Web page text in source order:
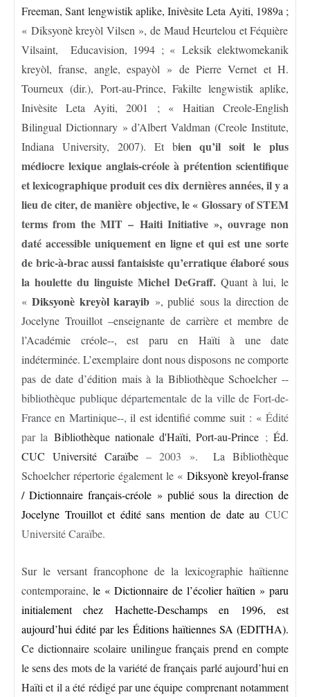
Freeman, Sant lengwistik aplike, Inivèsite Leta Ayiti, 1989a ;
« Diksyonè kreyòl Vilsen », de Maud Heurtelou et Féquière
Vilsaint, Educavision, 1994 ; « Leksik elektwomekanik
kreyòl, franse, angle, espayòl » de Pierre Vernet et H.
Tourneux (dir.), Port-au-Prince, Fakilte lengwistik aplike,
Inivèsite Leta Ayiti, 2001 ; « Haitian Creole-English
Bilingual Dictionnary » d’Albert Valdman (Creole Institute,
Indiana University, 2007). Et bien qu’il soit le plus
médiocre lexique anglais-créole à prétention scientifique
et lexicographique produit ces dix dernières années, il y a
lieu de citer, de manière objective, le « Glossary of STEM
terms from the MIT – Haiti Initiative », ouvrage non
daté accessible uniquement en ligne et qui est une sorte
de bric-à-brac aussi fantaisiste qu’erratique élaboré sous
la houlette du linguiste Michel DeGraff. Quant à lui, le
«Diksyonè kreyòl karayib », publié sous la direction de
Jocelyne Trouillot –enseignante de carrière et membre de
l’Académie créole--, est paru en Haïti à une date
indéterminée. L’exemplaire dont nous disposons ne comporte
pas de date d’édition mais à la Bibliothèque Schoelcher --
bibliothèque publique départementale de la ville de Fort-de-
France en Martinique--,il est identifié comme suit : «Édité
par la Bibliothèque nationale d'Haïti, Port-au-Prince ;Éd.
CUC Université Caraïbe– 2003 ».La Bibliothèque
Schoelcher répertorie également le « Diksyonè kreyol-franse
/ Dictionnaire français-créole » publié sous la direction de
Jocelyne Trouillot et édité sans mention de date au CUC
Université Caraïbe.
Sur le versant francophone de la lexicographie haïtienne
contemporaine, le « Dictionnaire de l’écolier haïtien » paru
initialement chez Hachette-Deschamps en 1996, est
aujourd’hui édité par les Éditions haïtiennes SA (EDITHA).
Ce dictionnaire scolaire unilingue français prend en compte
le sens des mots de la variété de français parlé aujourd’hui en
Haïti et il a été rédigé par une équipe comprenant notamment